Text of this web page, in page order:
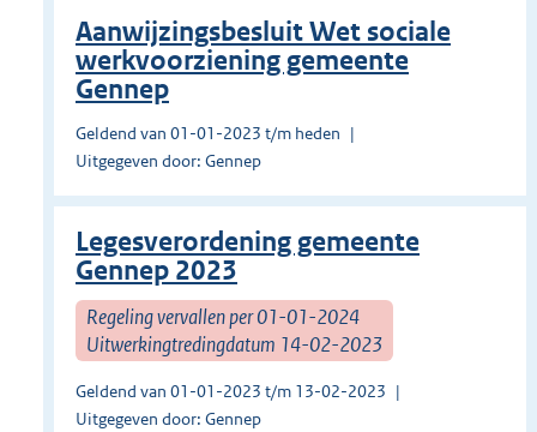
Aanwijzingsbesluit Wet sociale
werkvoorziening gemeente
Gennep
Geldend van 01-01-2023 t/m heden
Uitgegeven door: Gennep
Legesverordening gemeente
Gennep 2023
Regeling vervallen per 01-01-2024
Uitwerkingtredingdatum 14-02-2023
Geldend van 01-01-2023 t/m 13-02-2023
Uitgegeven door: Gennep